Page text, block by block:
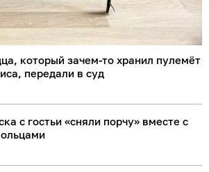
который зачем-то хранил пулемёт
передали в суд
с гостьи «сняли порчу» вместе с